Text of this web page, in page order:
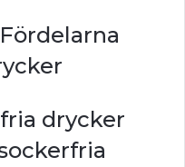
drycker